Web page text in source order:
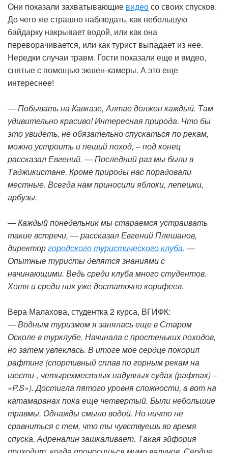
Они показали захватывающие видеосо своих спусков.
До чего же страшно наблюдать, как небольшую
байдарку накрывает водой, или как она
переворачивается, или как турист выпадает из нее.
Нередки случаи травм. Гости показали еще и видео,
снятые с помощью экшен-камеры. А это еще
интереснее!
— Побывать на Кавказе, Алтае должен каждый. Там
удивительно красиво! Интересная природа. Что бы
это увидеть, не обязательно спускаться по рекам,
можно устроить и пеший поход, – под конец
рассказал Евгений. — Последний раз мы были в
Таджикистане. Кроме природы нас порадовали
местные. Всегда нам приносили яблоки, лепешки,
арбузы.
— Каждый понедельник мы стараемся устраивать
такие встречи, — рассказал Евгений Плешанов,
директоргородского туристического клуба. —
Опытные туристы делятся знаниями с
начинающими. Ведь среди клуба много студентов.
Хотя и среди них уже достаточно корифеев.
Вера Малахова, студентка 2 курса, ВГИФК:
— Водным туризмом я занялась еще в Старом
Осколе в турклубе. Начинала с простеньких походов,
но затем увлеклась. В итоге мое сердце покорил
рафтинг (спортивный сплав по горным рекам на
шести-, четырехместных надувных судах (рафтах) –
«P.S»). Достигла пятого уровня сложности, а вот на
катамаранах пока еще четвертый. Были небольшие
травмы. Однажды смыло водой. Но ничто не
сравниться с тем, что ты чувствуешь во время
спуска. Адреналин зашкаливает. Такая эйфория